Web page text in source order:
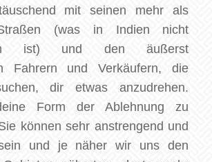
mit seinen mehr als
(was in Indien nicht
ist) und den äußerst
Fahrern und Verkäufern, die
dir etwas anzudrehen.
Form der Ablehnung zu
können sehr anstrengend und
und je näher wir uns den